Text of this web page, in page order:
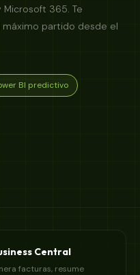
Microsoft 365. Te
partido desde el
BI predictivo
Central
facturas, resume